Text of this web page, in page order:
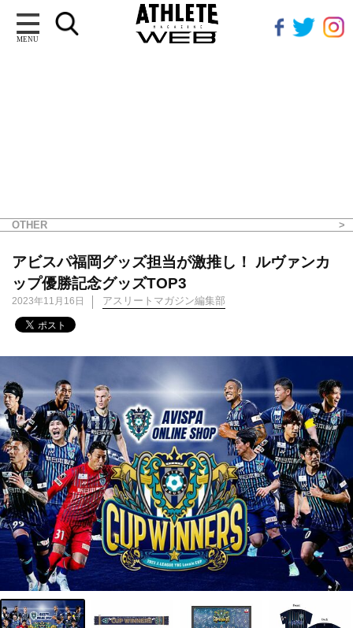
MENU
OTHER
アビスパ福岡グッズ担当が激推し！ ルヴァンカ
ップ優勝記念グッズTOP3
2023年11月16日 アスリートマガジン編集部